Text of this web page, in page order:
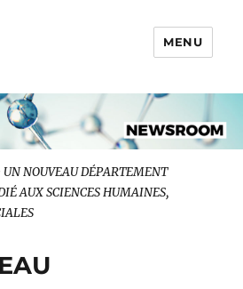
MENU
UN NOUVEAU DÉPARTEMENT
AUX SCIENCES HUMAINES,